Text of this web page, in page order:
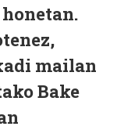
mailan
Bake